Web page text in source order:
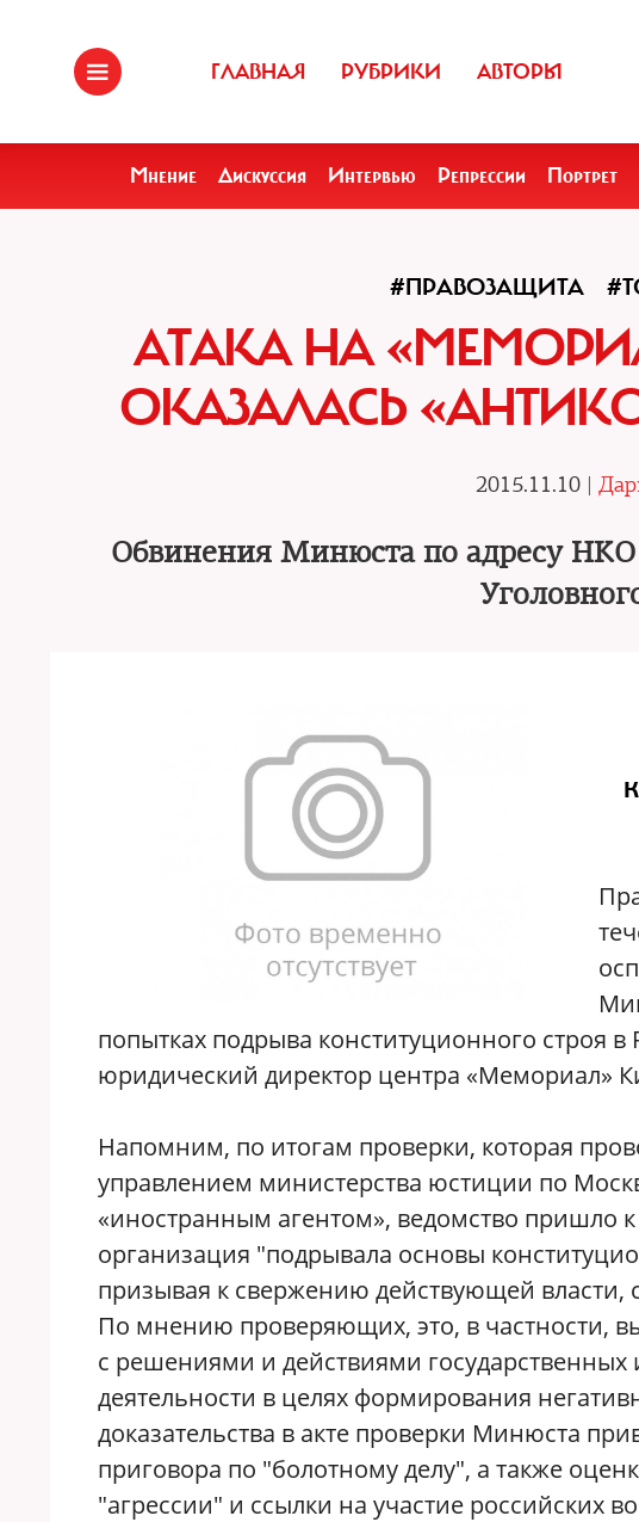
ГЛАВНАЯ РУБРИКИ АВТОРЫ
Мнение Дискуссия Интервью Репрессии Портрет
#ПРАВОЗАЩИТА
АТАКА НА
ОКАЗАЛАСЬ
2015.11.10 |
Обвинения Минюста по адресу
попытках подрыва конституционного строя
юридический директор центра «Мемориал»
Напомним, по итогам проверки, которая
управлением министерства юстиции по
«иностранным агентом», ведомство пришло
организация "подрывала основы
призывая к свержению действующей власти,
По мнению проверяющих, это, в частности,
с решениями и действиями государственных
деятельности в целях формирования
доказательства в акте проверки Минюста
приговора по "болотному делу", а также
"агрессии" и ссылки на участие российских